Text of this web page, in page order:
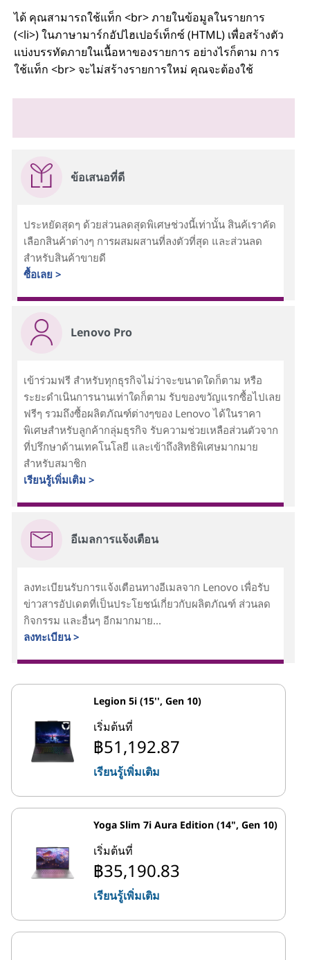
ได้ คุณสามารถใช้แท็ก <br> ภายในข้อมูลในรายการ
(<li>) ในภาษามาร์กอัปไฮเปอร์เท็กซ์ (HTML) เพื่อสร้างตัว
แบ่งบรรทัดภายในเนื้อหาของรายการ อย่างไรก็ตาม การ
ใช้แท็ก <br> จะไม่สร้างรายการใหม่ คุณจะต้องใช้
ข้อเสนอที่ดี
ประหยัดสุดๆ ด้วยส่วนลดสุดพิเศษช่วงนี้เท่านั้น สินค้เราคัด
เลือกสินค้าต่างๆ การผสมผสานที่ลงตัวที่สุด และส่วนลด
สำหรับสินค้าขายดี
ซื้อเลย >
Lenovo Pro
เข้าร่วมฟรี สำหรับทุกธุรกิจไม่ว่าจะขนาดใดก็ตาม หรือ
ระยะดำเนินการนานเท่าใดก็ตาม รับของขวัญแรกซื้อไปเลย
ฟรีๆ รวมถึงซื้อผลิตภัณฑ์ต่างๆของ Lenovo ได้ในราคา
พิเศษสำหรับลูกค้ากลุ่มธุรกิจ รับความช่วยเหลือส่วนตัวจาก
ที่ปรึกษาด้านเทคโนโลยี และเข้าถึงสิทธิพิเศษมากมาย
สำหรับสมาชิก
เรียนรู้เพิ่มเติม >
อีเมลการแจ้งเตือน
ลงทะเบียนรับการแจ้งเตือนทางอีเมลจาก Lenovo เพื่อรับ
ข่าวสารอัปเดตที่เป็นประโยชน์เกี่ยวกับผลิตภัณฑ์ ส่วนลด
กิจกรรม และอื่นๆ อีกมากมาย...
ลงทะเบียน >
Legion 5i (15'', Gen 10)
เริ่มต้นที่
฿51,192.87
เรียนรู้เพิ่มเติม
Yoga Slim 7i Aura Edition (14", Gen 10)
เริ่มต้นที่
฿35,190.83
เรียนรู้เพิ่มเติม